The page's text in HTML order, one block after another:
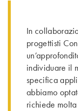
In
progettisti
individuare il
specifica
abbiamo
richiede